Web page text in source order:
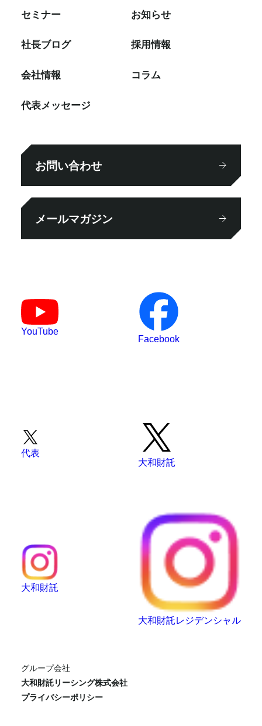
セミナー
社⻑ブログ
会社情報
代表メッセージ
お知らせ
採⽤情報
コラム
お問い合わせ
メールマガジン
YouTube
Facebook
代表
大和財託
大和財託
大和財託レジデンシャル
グループ会社
大和財託リーシング株式会社
プライバシーポリシー